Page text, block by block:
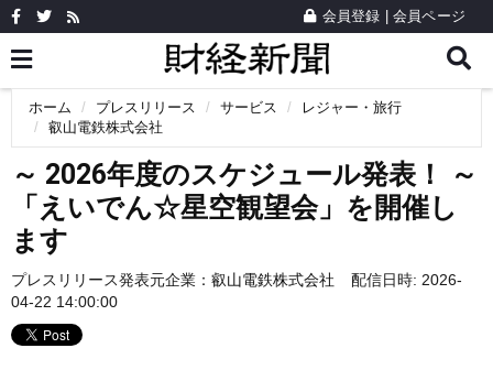
会員登録 会員ページ
ホーム プレスリリース サービス
レジャー・旅行
叡山電鉄株式会社
～ 2026年度のスケジュール発表！ ～
「えいでん☆星空観望会」を開催し
ます
プレスリリース発表元企業： 叡山電鉄株式会社
配信日時: 2026-
04-22 14:00:00